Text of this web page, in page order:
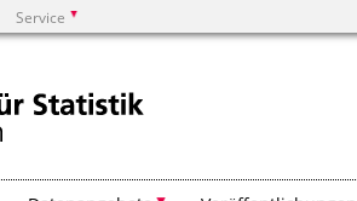
Service
Suchen